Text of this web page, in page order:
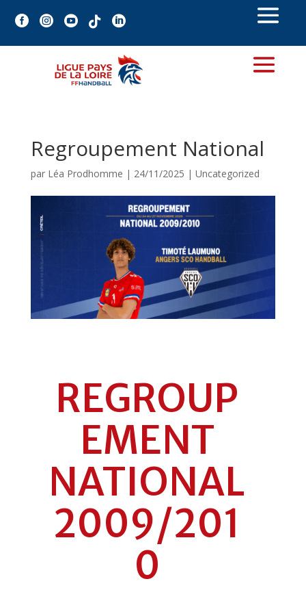
    
Regroupement National
par Léa Prodhomme | 24/11/2025 | Uncategorized
REGROUP
EMENT
NATIONAL
2009/201
0